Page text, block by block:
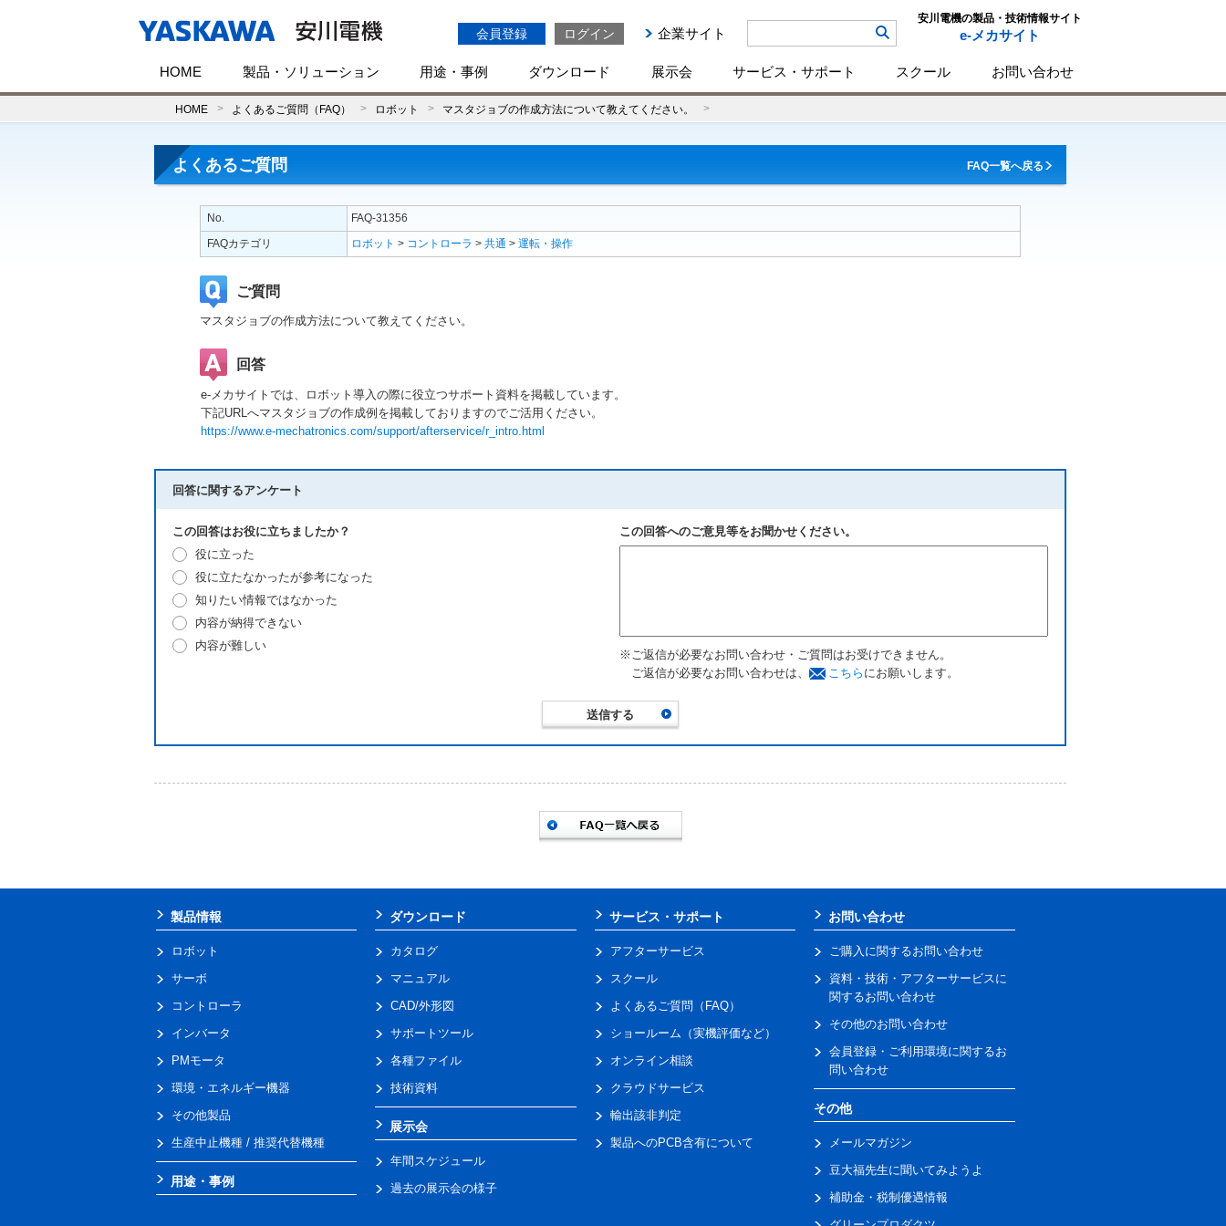
会員登録 ログイン 企業サイト
安川電機の製品・技術情報サイト
e-メカサイト
HOME 製品・ソリューション 用途・事例 ダウンロード 展示会 サービス・サポート スクール お問い合わせ
HOME よくあるご質問（FAQ） ロボット マスタジョブの作成方法について教えてください。
よくあるご質問 FAQ一覧へ戻る
No.
FAQ-31356
FAQカテゴリ
ロボット > コントローラ > 共通 > 運転・操作
ご質問
マスタジョブの作成方法について教えてください。
回答
e-メカサイトでは、ロボット導入の際に役立つサポート資料を掲載しています。
下記URLへマスタジョブの作成例を掲載しておりますのでご活用ください。
https://www.e-mechatronics.com/support/afterservice/r_intro.html
回答に関するアンケート
この回答はお役に立ちましたか？
役に立った
役に立たなかったが参考になった
知りたい情報ではなかった
内容が納得できない
内容が難しい
この回答へのご意見等をお聞かせください。
※ご返信が必要なお問い合わせ・ご質問はお受けできません。
ご返信が必要なお問い合わせは、
こちら にお願いします。
製品情報
ロボット
サーボ
コントローラ
インバータ
PMモータ
環境・エネルギー機器
その他製品
生産中止機種 / 推奨代替機種
用途・事例
ダウンロード
カタログ
マニュアル
CAD/外形図
サポートツール
各種ファイル
技術資料
展示会
年間スケジュール
過去の展示会の様子
サービス・サポート
アフターサービス
スクール
よくあるご質問（FAQ）
ショールーム（実機評価など）
オンライン相談
クラウドサービス
輸出該非判定
製品へのPCB含有について
お問い合わせ
ご購入に関するお問い合わせ
資料・技術・アフターサービスに
関するお問い合わせ
その他のお問い合わせ
会員登録・ご利用環境に関するお
問い合わせ
その他
メールマガジン
豆大福先生に聞いてみようよ
補助金・税制優遇情報